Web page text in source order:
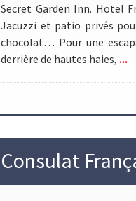
Secret Garden Inn. Hotel
Jacuzzi et patio privés
chocolat… Pour une
derrière de hautes haies, ...
Consulat